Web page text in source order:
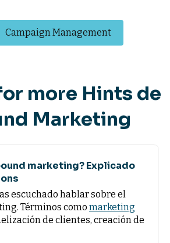
Campaign Management
more Hints de
Marketing
marketing? Explicado
escuchado hablar sobre el
Términos como marketing
de clientes, creación de